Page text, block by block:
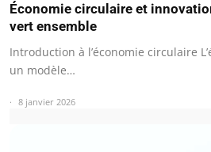
Économie circulaire et
vert ensemble
Introduction à l’économie circulaire
un modèle…
8 janvier 2026